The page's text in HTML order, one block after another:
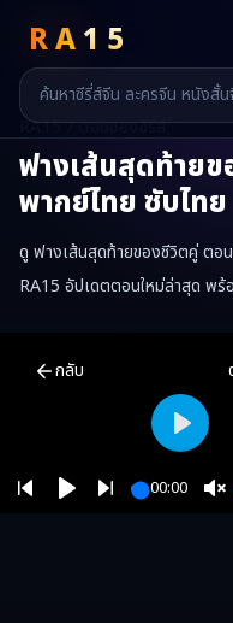
RA15
RA15 / ตอนของซีรี่ส์
ฟางเส้นสุดท้าย
พากย์ไทย ซับไทย
ดู ฟางเส้นสุดท้ายของชีวิตคู่ ตอ
RA15 อัปเดตตอนใหม่ล่าสุด พ
กลับ
00:00
Play
RA15 เป็นเว็บไซต์ดูซีรี่ส์จีน
RA15 Drama
RA15 Drama
รวมซีรี่ส์จีน ละครสั้น หนัง
RA15 Drama